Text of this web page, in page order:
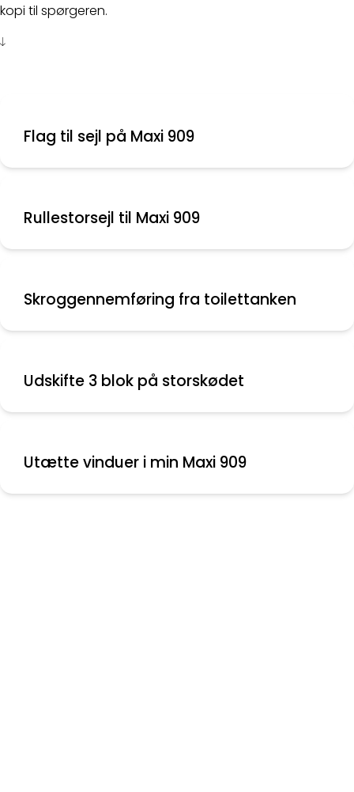
kopi til spørgeren.
Flag til sejl på Maxi 909
Rullestorsejl til Maxi 909
Skroggennemføring fra toilettanken
Udskifte 3 blok på storskødet
Utætte vinduer i min Maxi 909